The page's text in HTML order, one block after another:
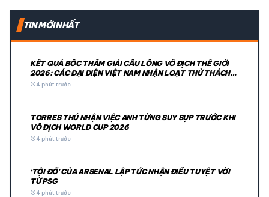
TIN MỚI NHẤT
KẾT QUẢ BỐC THĂM GIẢI CẦU LÔNG VÔ ĐỊCH THẾ GIỚI
2026: CÁC ĐẠI DIỆN VIỆT NAM NHẬN LOẠT THỬ THÁCH
CỰC ĐẠI
schedule4 phút trước
TORRES THÚ NHẬN VIỆC ANH TỪNG SUY SỤP TRƯỚC KHI
VÔ ĐỊCH WORLD CUP 2026
schedule4 phút trước
‘TỘI ĐỒ’ CỦA ARSENAL LẬP TỨC NHẬN ĐIỀU TUYỆT VỜI
TỪ PSG
schedule4 phút trước